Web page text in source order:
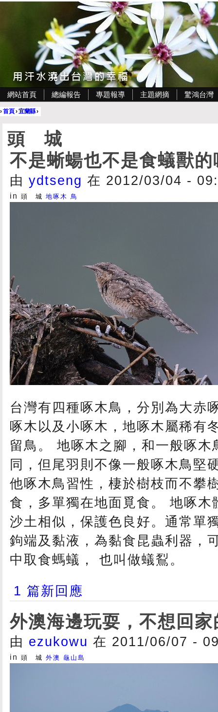
網站首頁 總編報告 專題報導 主題網摘 驚鴻台灣
›首頁›宜蘭縣›
頭 城
不是蜥蝪也不是食蟻獸
由 ydtseng 在 2012/03/04 -
in 頭 城 地啄木 鳥
台灣有四種啄木鳥，分別為大赤
啄木以及小啄木，地啄木屬稀有
留鳥。 地啄木之腳，和一般啄木
同，但尾羽則不像一般啄木鳥堅
他啄木鳥習性，棲於樹枝而不攀
食，多單獨在地面覓食。 地啄木
沙土相似，保護色良好。通常單
鉤端及黏液，為黏食昆蟲利器，
中取食螞蟻， 也叫做蟻鴷。
1 篇新回應
外澳海邊玩耍，不想回家
由 ezukowu 在 2011/06/07 -
in 頭 城 外澳 龜山島